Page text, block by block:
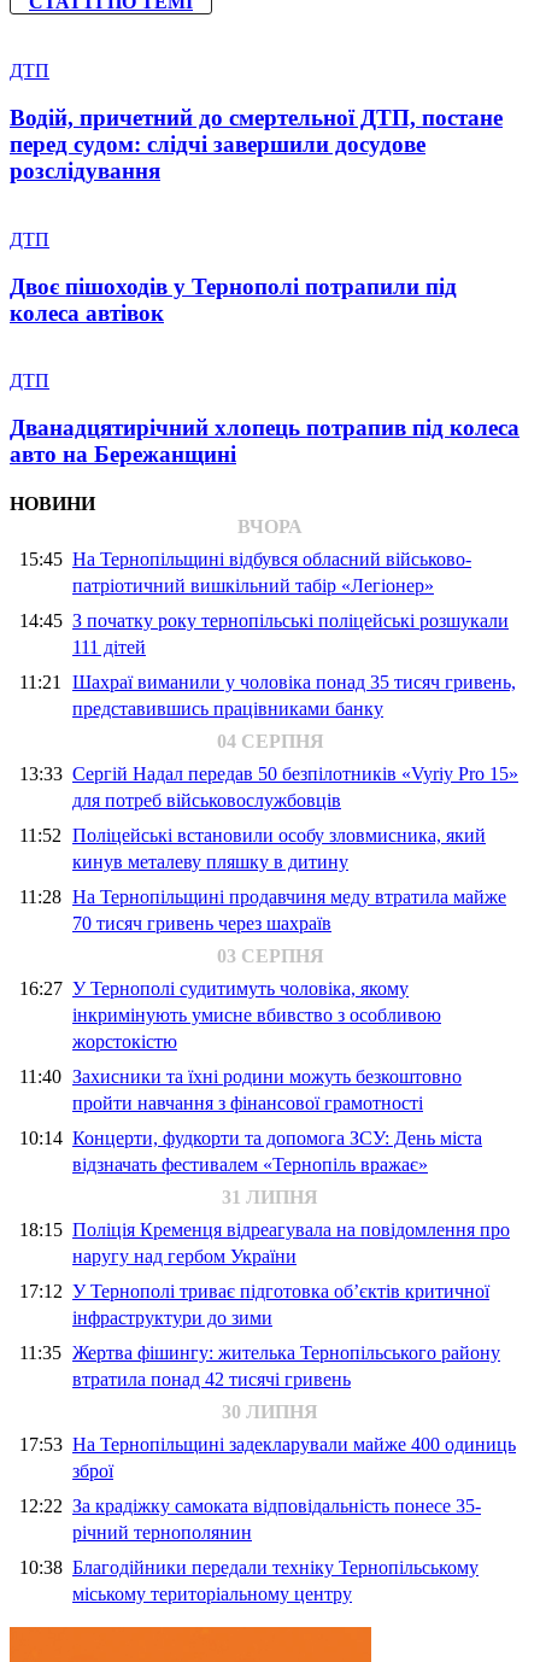
ДТП
Водій, причетний до смертельної ДТП, постане
перед судом: слідчі завершили досудове
розслідування
ДТП
Двоє пішоходів у Тернополі потрапили під
колеса автівок
ДТП
Дванадцятирічний хлопець потрапив під колеса
авто на Бережанщині
НОВИНИ
ВЧОРА
15:45 На Тернопільщині відбувся обласний військово-
патріотичний вишкільний табір «Легіонер»
14:45 З початку року тернопільські поліцейські розшукали
111 дітей
11:21 Шахраї виманили у чоловіка понад 35 тисяч гривень,
представившись працівниками банку
04 СЕРПНЯ
13:33 Сергій Надал передав 50 безпілотників «Vyriy Pro 15»
для потреб військовослужбовців
11:52 Поліцейські встановили особу зловмисника, який
кинув металеву пляшку в дитину
11:28 На Тернопільщині продавчиня меду втратила майже
70 тисяч гривень через шахраїв
03 СЕРПНЯ
16:27 У Тернополі судитимуть чоловіка, якому
інкримінують умисне вбивство з особливою
жорстокістю
11:40 Захисники та їхні родини можуть безкоштовно
пройти навчання з фінансової грамотності
10:14 Концерти, фудкорти та допомога ЗСУ: День міста
відзначать фестивалем «Тернопіль вражає»
31 ЛИПНЯ
18:15 Поліція Кременця відреагувала на повідомлення про
наругу над гербом України
17:12 У Тернополі триває підготовка об’єктів критичної
інфраструктури до зими
11:35 Жертва фішингу: жителька Тернопільського району
втратила понад 42 тисячі гривень
30 ЛИПНЯ
17:53 На Тернопільщині задекларували майже 400 одиниць
зброї
12:22 За крадіжку самоката відповідальність понесе 35-
річний тернополянин
10:38 Благодійники передали техніку Тернопільському
міському територіальному центру